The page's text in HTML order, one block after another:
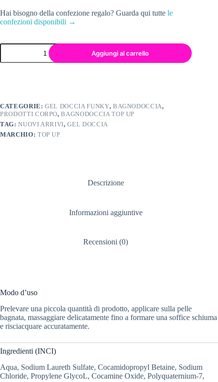
Hai bisogno della confezione regalo? Guarda qui tutte le
confezioni disponibili →
Aggiungi al carrello
CATEGORIE:GEL DOCCIA FUNKY, BAGNODOCCIA,
PRODOTTI CORPO,BAGNODOCCIA TOP UP
TAG:NUOVI ARRIVI,GEL DOCCIA
MARCHIO: TOP UP
Descrizione
Informazioni aggiuntive
Recensioni (0)
Modo d’uso
Prelevare una piccola quantità di prodotto, applicare sulla pelle
bagnata, massaggiare delicatamente fino a formare una soffice schiuma
e risciacquare accuratamente.
Ingredienti (INCI)
Aqua, Sodium Laureth Sulfate, Cocamidopropyl Betaine, Sodium
Chloride, Propylene GlycoL, Cocamine Oxide, Polyquaternium-7,